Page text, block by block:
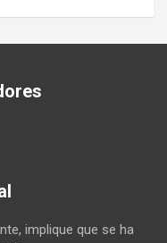
implique que se ha